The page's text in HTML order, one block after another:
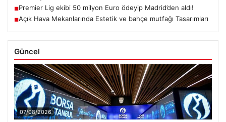
■Premier Lig ekibi 50 milyon Euro ödeyip Madrid’den aldı!
■Açık Hava Mekanlarında Estetik ve bahçe mutfağı Tasarımları
Güncel
07/08/2026